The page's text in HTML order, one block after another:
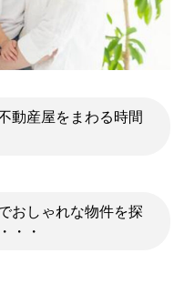
動産屋をまわる時間
おしゃれな物件を探
・・